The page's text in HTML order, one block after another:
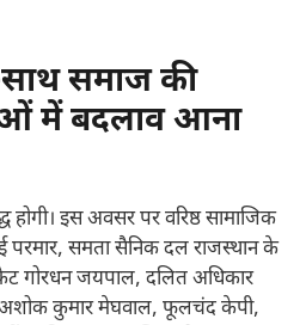
समाज की
में बदलाव आना
होगी। इस अवसर पर वरिष्ठ सामाजिक
परमार, समता सैनिक दल राजस्थान के
गोरधन जयपाल, दलित अधिकार
अशोक कुमार मेघवाल, फूलचंद केपी,